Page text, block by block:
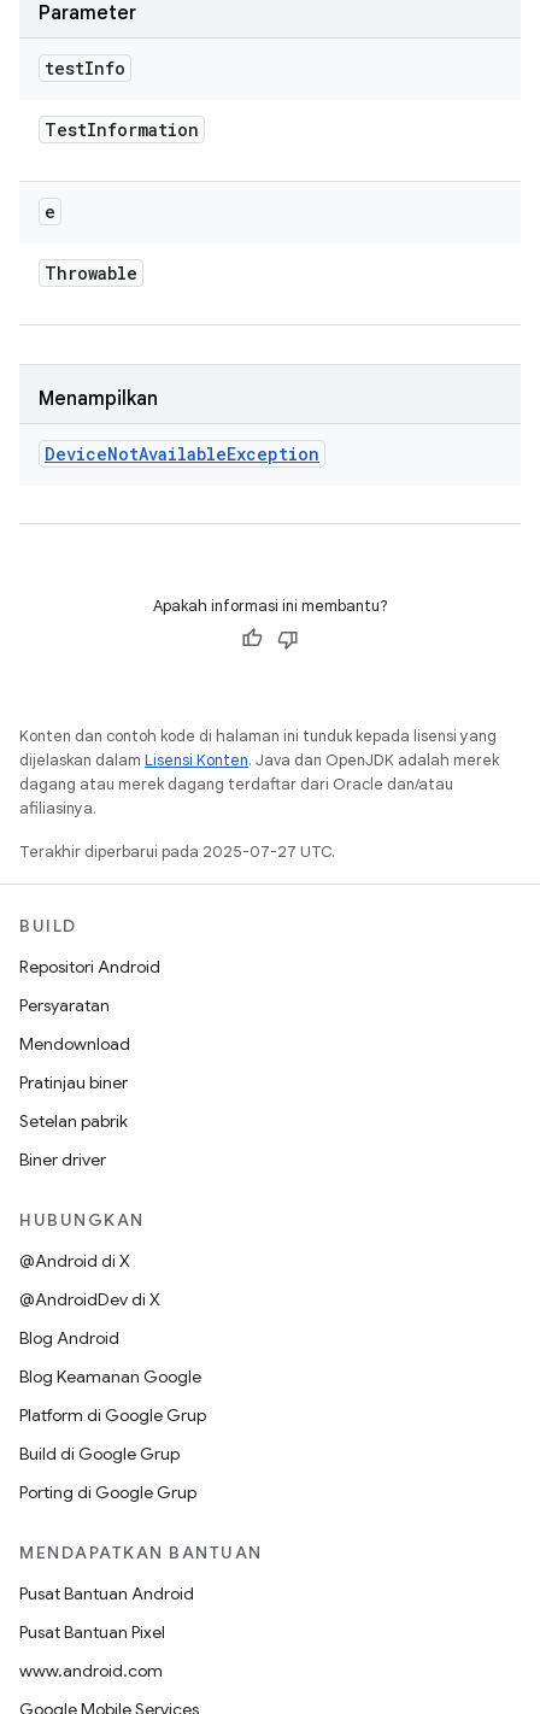
Parameter
testInfo
TestInformation
e
Throwable
Menampilkan
DeviceNotAvailableException
Apakah informasi ini membantu?
Konten dan contoh kode di halaman ini tunduk kepada lisensi yang
dijelaskan dalam Lisensi Konten. Java dan OpenJDK adalah merek
dagang atau merek dagang terdaftar dari Oracle dan/atau
afiliasinya.
Terakhir diperbarui pada 2025-07-27 UTC.
BUILD
Repositori Android
Persyaratan
Mendownload
Pratinjau biner
Setelan pabrik
Biner driver
HUBUNGKAN
@Android di X
@AndroidDev di X
Blog Android
Blog Keamanan Google
Platform di Google Grup
Build di Google Grup
Porting di Google Grup
MENDAPATKAN BANTUAN
Pusat Bantuan Android
Pusat Bantuan Pixel
www.android.com
Google Mobile Services